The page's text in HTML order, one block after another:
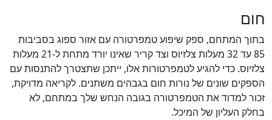
חום
בתוך המתחם, ספק שיפוע טמפרטורה עם אזור ספוג בסביבות
85 עד 32 מעלות צלזיוס וצד קריר שאינו יורד מתחת ל-21 מעלות
צלזיוס. כדי להגיע לטמפרטורות אלו, ייתכן שתצטרך להתנסות עם
הספקים שונים של נורות חום בגבהים משתנים. לקריאה מדויקת,
זכור למדוד את הטמפרטורה בגובה הנחש שלך במתחם, לא
בחלק העליון של המיכל.